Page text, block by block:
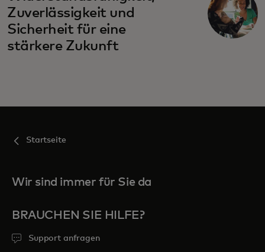
Zuverlässigkeit und
Sicherheit für eine
stärkere Zukunft
Startseite
Wir sind immer für Sie da
BRAUCHEN SIE HILFE?
Support anfragen